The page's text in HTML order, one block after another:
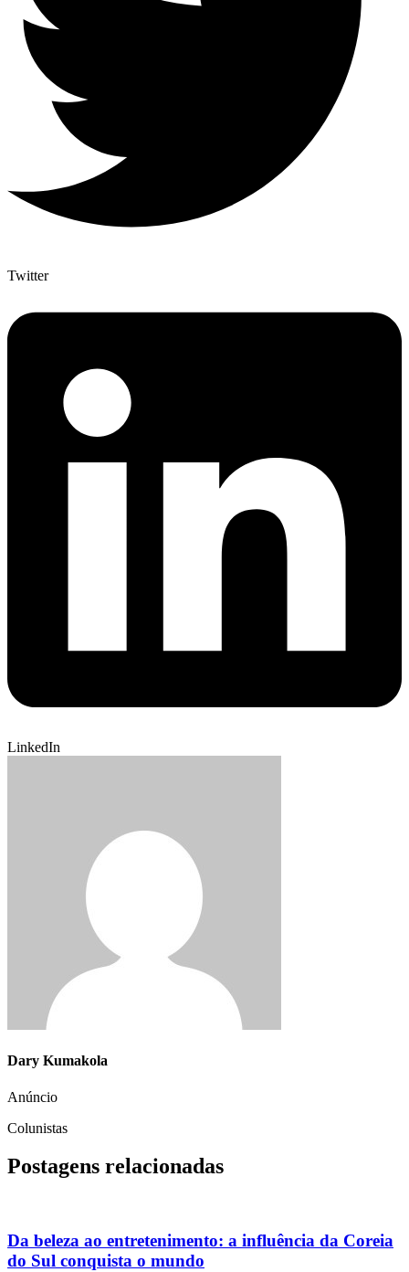
Twitter
LinkedIn
Dary Kumakola
Anúncio
Colunistas
Postagens relacionadas
Da beleza ao entretenimento: a influência da Coreia
do Sul conquista o mundo